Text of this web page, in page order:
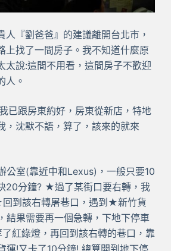
人『劉爸爸』的建議離開台北市，
上找了一間房子。我不知道什麼原
太說:這間不用看，這間房子不歡迎
人。
已跟房東約好，房東從新店，特地
，沈默不語，算了，該來的就來
公室(靠近中和Lexus)，一般只要10
20分鐘? ★過了某街口要右轉，我
到該右轉屠巷口，遇到★新竹貨
結果需要再一個急轉，下地下停車
紅綠燈，再回到該右轉的巷口，靠